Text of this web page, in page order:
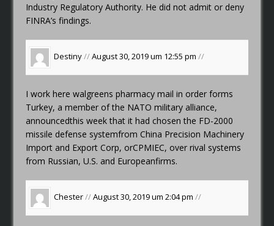
Industry Regulatory Authority. He did not admit or deny
FINRA’s findings.
Destiny//August 30, 2019 um 12:55 pm//
I work herewalgreens pharmacy mail in order forms
Turkey, a member of the NATO military alliance,
announcedthis week that it had chosen the FD-2000
missile defense systemfrom China Precision Machinery
Import and Export Corp, orCPMIEC, over rival systems
from Russian, U.S. and Europeanfirms.
Chester//August 30, 2019 um 2:04 pm//